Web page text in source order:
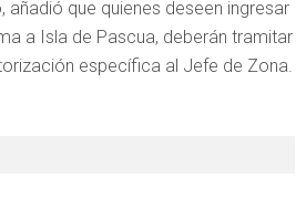
añadió que quienes deseen ingresar
a Isla de Pascua, deberán tramitar
específica al Jefe de Zona.